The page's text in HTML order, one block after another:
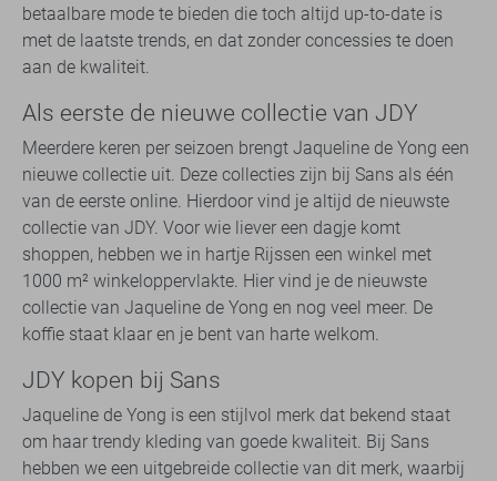
betaalbare mode te bieden die toch altijd up-to-date is
met de laatste trends, en dat zonder concessies te doen
aan de kwaliteit.
Als eerste de nieuwe collectie van JDY
Meerdere keren per seizoen brengt Jaqueline de Yong een
nieuwe collectie uit. Deze collecties zijn bij Sans als één
van de eerste online. Hierdoor vind je altijd de nieuwste
collectie van JDY. Voor wie liever een dagje komt
shoppen, hebben we in hartje Rijssen een winkel met
1000 m² winkeloppervlakte. Hier vind je de nieuwste
collectie van Jaqueline de Yong en nog veel meer. De
koffie staat klaar en je bent van harte welkom.
JDY kopen bij Sans
Jaqueline de Yong is een stijlvol merk dat bekend staat
om haar trendy kleding van goede kwaliteit. Bij Sans
hebben we een uitgebreide collectie van dit merk, waarbij